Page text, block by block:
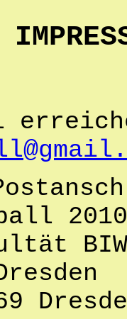
2010
BIW